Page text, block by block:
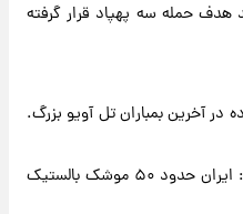
هدف حمله سه پهپاد قرار گرفته
در آخرین بمباران تل آویو بزرگ.
الجزیره به نقل از رسانه‌های اسرائیلی: ایران حدود ۵۰ موشک بالستیک